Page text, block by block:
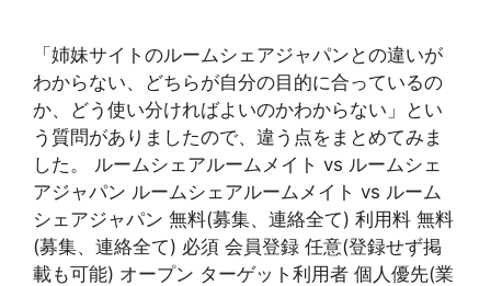
「姉妹サイトのルームシェアジャパンとの違いが
わからない、どちらが自分の目的に合っているの
か、どう使い分ければよいのかわからない」とい
う質問がありましたので、違う点をまとめてみま
した。 ルームシェアルームメイト vs ルームシェ
アジャパン ルームシェアルームメイト vs ルーム
シェアジャパン 無料(募集、連絡全て) 利用料 無料
(募集、連絡全て) 必須 会員登録 任意(登録せず掲
載も可能) オープン ターゲット利用者 個人優先(業